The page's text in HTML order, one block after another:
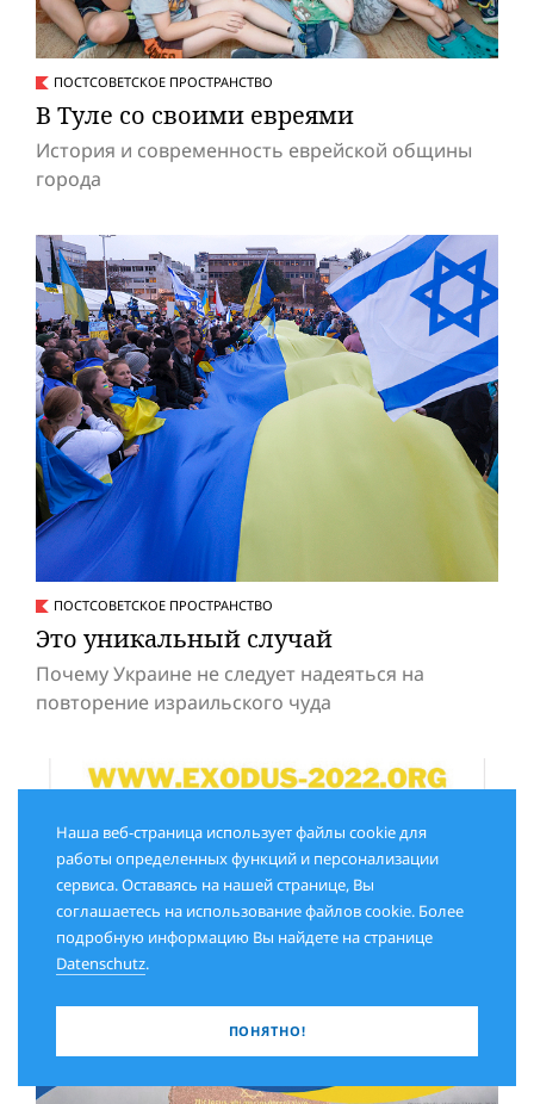
ПОСТСОВЕТСКОЕ ПРОСТРАНСТВО
В Туле со своими евреями
История и современность еврейской общины
города
ПОСТСОВЕТСКОЕ ПРОСТРАНСТВО
Это уникальный случай
Почему Украине не следует надеяться на
повторение израильского чуда
Наша веб-страница использует файлы cookie для
работы определенных функций и персонализации
сервиса. Оставаясь на нашей странице, Вы
соглашаетесь на использование файлов cookie. Более
подробную информацию Вы найдете на странице
Datenschutz.
ПОНЯТНО!